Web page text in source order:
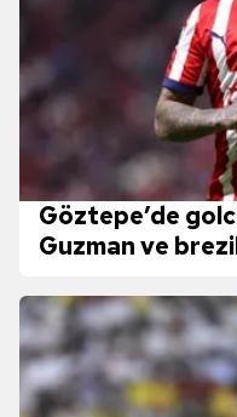
Göztepe’de
Guzman ve